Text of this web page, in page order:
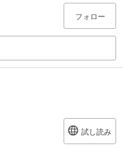
フォロー
試し読み